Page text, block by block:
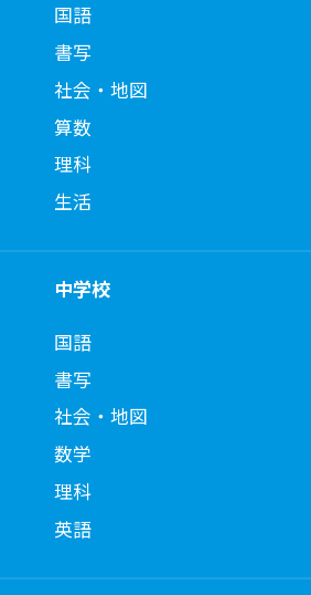
国語
書写
社会・地図
算数
理科
生活
中学校
国語
書写
社会・地図
数学
理科
英語